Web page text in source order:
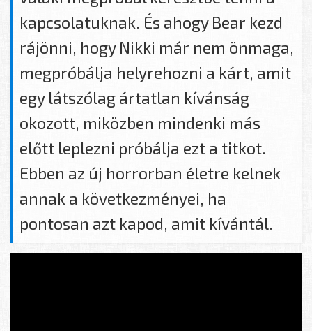
kapcsolatuknak. És ahogy Bear kezd
rájönni, hogy Nikki már nem önmaga,
megpróbálja helyrehozni a kárt, amit
egy látszólag ártatlan kívánság
okozott, miközben mindenki más
előtt leplezni próbálja ezt a titkot.
Ebben az új horrorban életre kelnek
annak a következményei, ha
pontosan azt kapod, amit kívántál.